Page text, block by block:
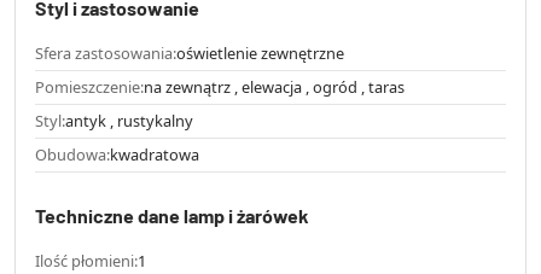
Styl i zastosowanie
Sfera zastosowania:oświetlenie zewnętrzne
Pomieszczenie:na zewnątrz , elewacja , ogród , taras
Styl:antyk , rustykalny
Obudowa:kwadratowa
Techniczne dane lamp i żarówek
Ilość płomieni:1